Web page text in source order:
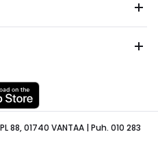
88, 01740 VANTAA | Puh. 010 283